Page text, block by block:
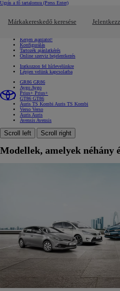
Ugrás a fő tartalomra (Press Enter)
Márkakereskedő keresése
Gyors linkek Kattintson ide a bezáráshoz
Kérjen ajánlatot!
Konfigurálás
Tartozék ajánlatkérés
Online szerviz bejelentkezés
Iratkozzon fel hírlevelünkre
Lépjen velünk kapcsolatba
GR86 GR86
Aygo Aygo
Prius+ Prius+
GT86 GT86
Auris TS Kombi Auris TS Kombi
Verso Verso
Auris Auris
Avensis Avensis
Scroll left Scroll right
Modellek, amelyek néhány